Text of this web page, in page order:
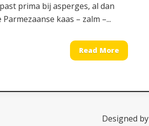
prima bij asperges, al dan
kaas – zalm –...
Read More
Designed by